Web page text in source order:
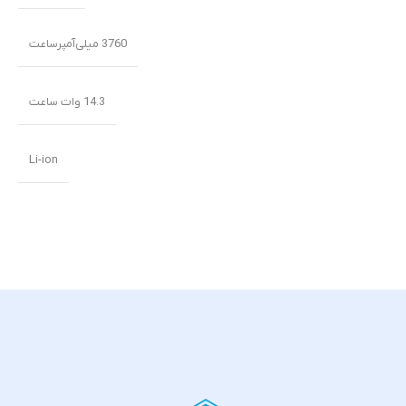
3760 میلی‌‌‌آمپرساعت
14.3 وات ساعت
Li-ion